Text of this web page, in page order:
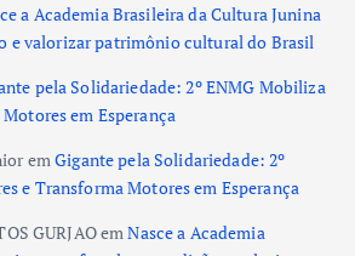
a Academia Brasileira da Cultura Junina
e valorizar patrimônio cultural do Brasil
pela Solidariedade: 2º ENMG Mobiliza
em Esperança
emGigante pela Solidariedade: 2º
e Transforma Motores em Esperança
GURJAOemNasce a Academia